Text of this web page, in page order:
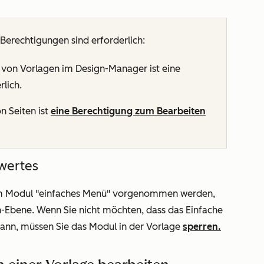
sind erforderlich:
Vorlagen im Design-Manager ist eine
Seiten ist eine Berechtigung zum Bearbeiten
"einfaches Menü" vorgenommen werden,
Wenn Sie nicht möchten, dass das Einfache
müssen Sie das Modul in der Vorlage sperren.